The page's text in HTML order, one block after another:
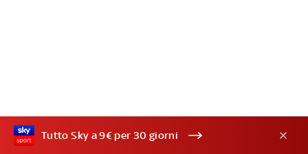
Tutto Sky a 9€ per 30 giorni